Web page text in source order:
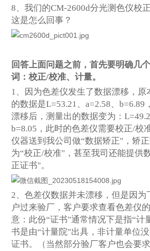
8、我们的CM-2600d分光测色仪校
这是怎么回事？
回答上面问题之前，首先要明确几
词：校正/校准、计量。
1、因为色差仪发生了数据漂移，原
的数据是L=53.21、a=2.58、b=6.89
漂移后，测量出的数据变为：
b=8.05，此时的色差仪需要校正/校
仪器送到我公司做“数据矫正"，矫
为“校正/校准"，甚至我司还能提供
正证书"。
2、色差仪数据并未漂移，但是因为
户过来验厂，客户要求查看色差仪
意：此份“证书"通常情况下是指“计
书是由“计量院"出具，非计量单位
证书。（当然部分验厂客户也会要